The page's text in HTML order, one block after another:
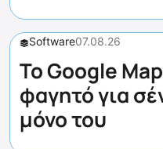
Software07.08.26
Το Google
φαγητό για
μόνο του